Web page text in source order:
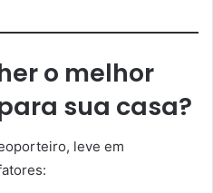
o melhor
sua casa?
leve em